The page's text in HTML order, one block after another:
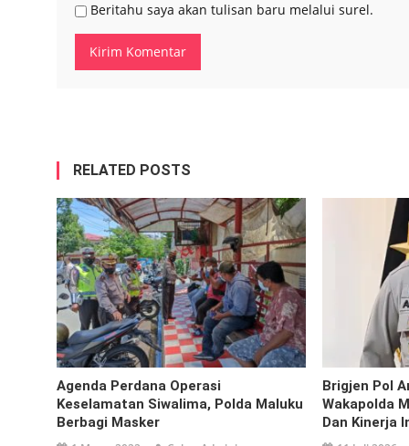
Beritahu saya akan tulisan baru melalui surel.
RELATED POSTS
Agenda Perdana Operasi
Keselamatan Siwalima, Polda Maluku
Berbagi Masker
Brigjen Pol
Wakapolda
Dan Kinerja